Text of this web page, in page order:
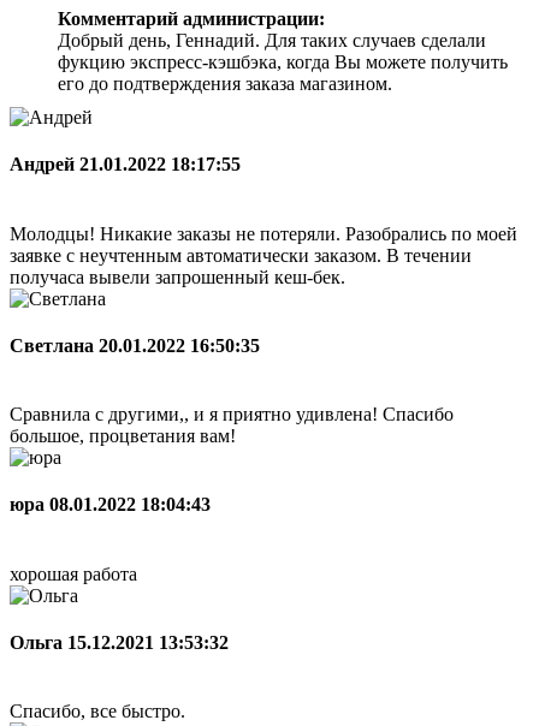
Комментарий администрации:
Добрый день, Геннадий. Для таких случаев сделали
фукцию экспресс-кэшбэка, когда Вы можете получить
его до подтверждения заказа магазином.
Андрей 21.01.2022 18:17:55
Молодцы! Никакие заказы не потеряли. Разобрались по моей
заявке с неучтенным автоматически заказом. В течении
получаса вывели запрошенный кеш-бек.
Светлана 20.01.2022 16:50:35
Сравнила с другими,, и я приятно удивлена! Спасибо
большое, процветания вам!
юра 08.01.2022 18:04:43
хорошая работа
Ольга 15.12.2021 13:53:32
Спасибо, все быстро.